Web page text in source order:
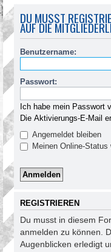
DU MUSST
AUF DIE
Benutzername:
Passwort:
Ich habe mein Passwort
Die Aktivierungs-E-Mail
Angemeldet bleiben
Meinen Online-
REGISTRIEREN
Du musst in diesem
anmelden zu können.
Augenblicken erledigt